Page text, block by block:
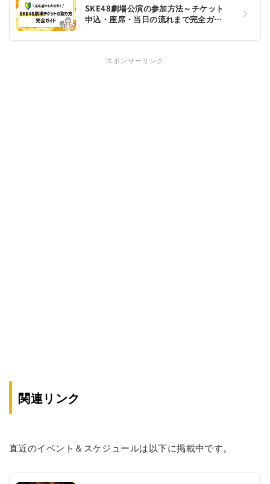
SKE48劇場公演の参加方法～チケット
申込・座席・当日の流れまで完全ガイ
スポンサーリンク
関連リンク
直近のイベント＆スケジュールは以下に掲載中です。